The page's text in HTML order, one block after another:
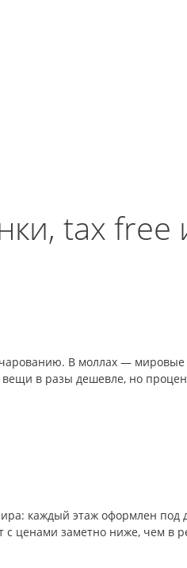
tax free
В моллах —
в разы дешевле, но
каждый этаж оформлен
ценами заметно ниже, чем в